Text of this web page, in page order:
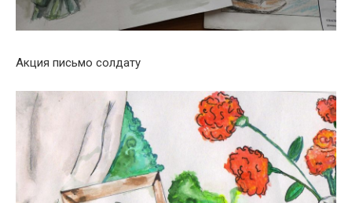
Акция письмо солдату